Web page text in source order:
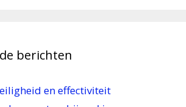
berichten
en effectiviteit